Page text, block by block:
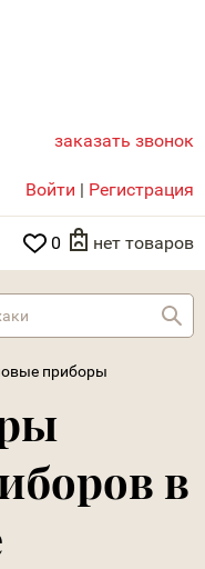
заказать звонок
Войти | Регистрация
0 нет товаров
приборы
в